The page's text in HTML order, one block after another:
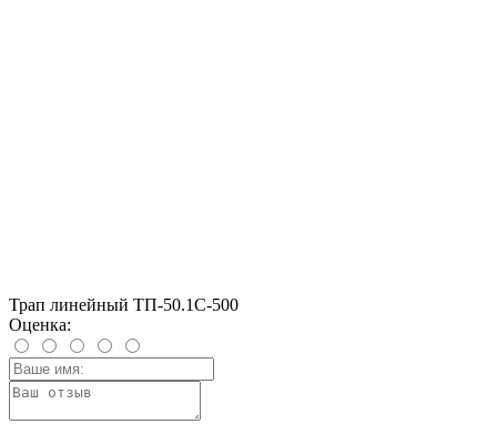
Трап линейный ТП-50.1C-500
Оценка: